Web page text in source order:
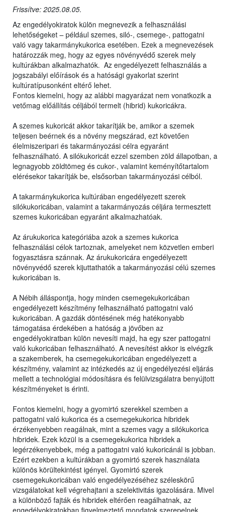
Frissítve: 2025.08.05.
Az engedélyokiratok külön megnevezik a felhasználási
lehetőségeket – például szemes, siló-, csemege-, pattogatni
való vagy takarmánykukorica esetében. Ezek a megnevezések
határozzák meg, hogy az egyes növényvédő szerek mely
kultúrákban alkalmazhatók. Az engedélyezett felhasználás a
jogszabályi előírások és a hatósági gyakorlat szerint
kultúratípusonként eltérő lehet.
Fontos kiemelni, hogy az alábbi magyarázat nem vonatkozik a
vetőmag előállítás céljából termelt (hibrid) kukoricákra.
A szemes kukoricát akkor takarítják be, amikor a szemek
teljesen beérnek és a növény megszárad, ezt követően
élelmiszeripari és takarmányozási célra egyaránt
felhasználható. A silókukoricát ezzel szemben zöld állapotban, a
legnagyobb zöldtömeg és cukor-, valamint keményítőtartalom
elérésekor takarítják be, elsősorban takarmányozási célból.
A takarmánykukorica kultúrában engedélyezett szerek
silókukoricában, valamint a takarmányozás céljára termesztett
szemes kukoricában egyaránt alkalmazhatóak.
Az árukukorica kategóriába azok a szemes kukorica
felhasználási célok tartoznak, amelyeket nem közvetlen emberi
fogyasztásra szánnak. Az árukukoricára engedélyezett
növényvédő szerek kijuttathatók a takarmányozási célú szemes
kukoricában is.
A Nébih álláspontja, hogy minden csemegekukoricában
engedélyezett készítmény felhasználható pattogatni való
kukoricában. A gazdák döntésének még hatékonyabb
támogatása érdekében a hatóság a jövőben az
engedélyokiratban külön nevesíti majd, ha egy szer pattogatni
való kukoricában felhasználható. A nevesítést akkor is elvégzik
a szakemberek, ha csemegekukoricában engedélyezett a
készítmény, valamint az intézkedés az új engedélyezési eljárás
mellett a technológiai módosításra és felülvizsgálatra benyújtott
készítményeket is érinti.
Fontos kiemelni, hogy a gyomirtó szerekkel szemben a
pattogatni való kukorica és a csemegekukorica hibridek
érzékenyebben reagálnak, mint a szemes vagy a silókukorica
hibridek. Ezek közül is a csemegekukorica hibridek a
legérzékenyebbek, még a pattogatni való kukoricánál is jobban.
Ezért ezekben a kultúrákban a gyomirtó szerek használata
különös körültekintést igényel. Gyomirtó szerek
csemegekukoricában való engedélyezéséhez széleskörű
vizsgálatokat kell végrehajtani a szelektivitás igazolására. Mivel
a különböző fajták és hibridek eltérően reagálhatnak, az